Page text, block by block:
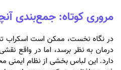
مروری کوتاه: جمع‌بندی
در نگاه نخست، ممکن است اسکراب
درمان به نظر برسد، اما در واقع
دارد. این لباس بخشی از نظام